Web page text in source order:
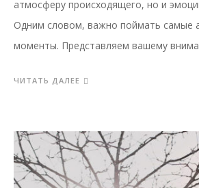
атмосферу происходящего, но и
Одним словом, важно поймать самые
моменты. Представляем вашему
ЧИТАТЬ ДАЛЕЕ